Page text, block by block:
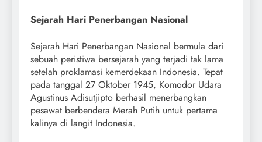
Sejarah Hari Penerbangan Nasional
Sejarah Hari Penerbangan Nasional bermula dari
sebuah peristiwa bersejarah yang terjadi tak lama
setelah proklamasi kemerdekaan Indonesia. Tepat
pada tanggal 27 Oktober 1945, Komodor Udara
Agustinus Adisutjipto berhasil menerbangkan
pesawat berbendera Merah Putih untuk pertama
kalinya di langit Indonesia.